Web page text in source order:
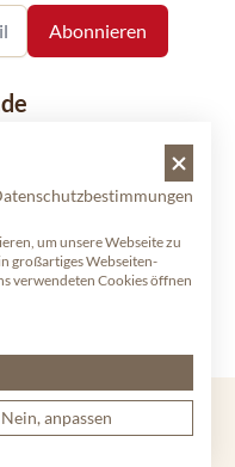
Kaffeebohnen
Spezialitäten.
stehen dabei
um unsere Webseite zu
großartiges Webseiten-
verwendeten Cookies öffnen
Nein, anpassen